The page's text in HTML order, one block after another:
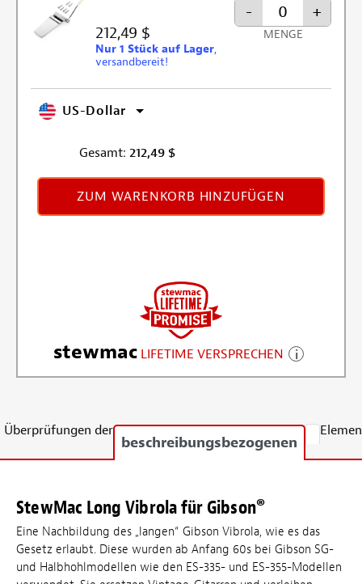
212,49 $
Nur 1 Stück auf Lager,
versandbereit!
- +
MENGE
US-Dollar
Gesamt: 212,49 $
ZUM WARENKORB HINZUFÜGEN
stewmac LIFETIME VERSPRECHEN
Überprüfungen der
beschreibungsbezogenen
StewMac Long Vibrola für Gibson®
Eine Nachbildung des „langen“ Gibson Vibrola, wie es das
Gesetz erlaubt. Diese wurden ab Anfang 60s bei Gibson SG-
und Halbhohlmodellen wie den ES-335- und ES-355-Modellen